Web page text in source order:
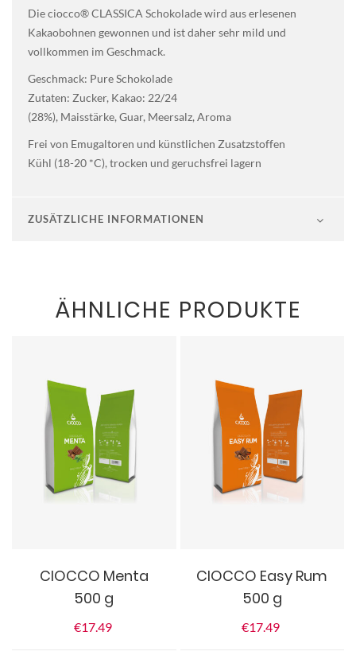
Die ciocco® CLASSICA Schokolade wird aus erlesenen
Kakaobohnen gewonnen und ist daher sehr mild und
vollkommen im Geschmack.
Geschmack: Pure Schokolade
Zutaten: Zucker, Kakao: 22/24
(28%), Maisstärke, Guar, Meersalz, Aroma
Frei von Emugaltoren und künstlichen Zusatzstoffen
Kühl (18-20 *C), trocken und geruchsfrei lagern
ZUSÄTZLICHE INFORMATIONEN
ÄHNLICHE PRODUKTE
CIOCCO Menta
500 g
€17.49
CIOCCO Easy Rum
500 g
€17.49